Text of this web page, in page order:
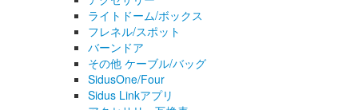
ライトドーム/ボックス
フレネル/スポット
バーンドア
その他 ケーブル/バッグ
SidusOne/Four
Sidus Linkアプリ